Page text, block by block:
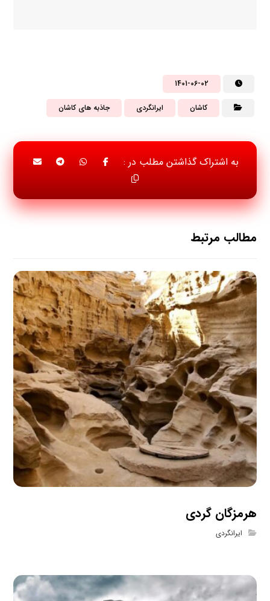
1401-06-02
کاشان ایرانگردی جاذبه های کاشان
مطالب مرتبط
هرمزگان گردی
ایرانگردی